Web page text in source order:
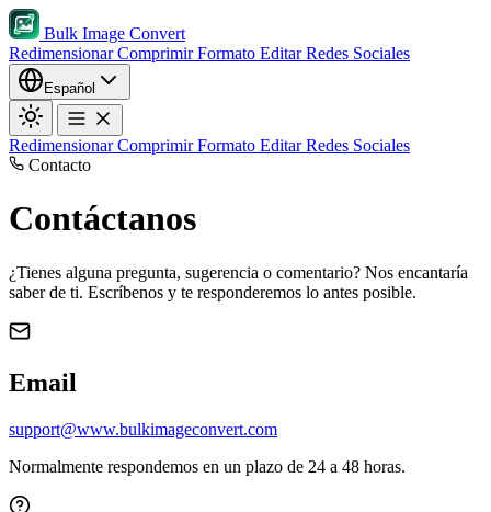
Bulk Image Convert
RedimensionarComprimirFormato EditarRedes Sociales
Español
RedimensionarComprimirFormato EditarRedes Sociales
Contacto
Contáctanos
¿Tienes alguna pregunta, sugerencia o comentario? Nos encantaría
saber de ti. Escríbenos y te responderemos lo antes posible.
Email
support@www.bulkimageconvert.com
Normalmente respondemos en un plazo de 24 a 48 horas.